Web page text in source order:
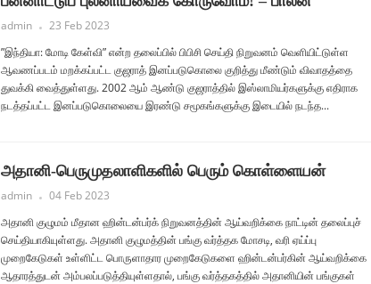
admin
23 Feb 2023
”இந்தியா: மோடி கேள்வி” என்ற தலைப்பில் பிபிசி செய்தி நிறுவனம் வெளியிட்டுள்ள
ஆவணப்படம் மறக்கப்பட்ட குஜராத் இனப்படுகொலை குறித்து மீண்டும் விவாதத்தை
துவக்கி வைத்துள்ளது. 2002 ஆம் ஆண்டு குஜராத்தில் இஸ்லாமியர்களுக்கு எதிராக
நடத்தப்பட்ட இனப்படுகொலையை இரண்டு சமூகங்களுக்கு இடையில் நடந்த...
அதானி-பெருமுதலாளிகளில் பெரும் கொள்ளையன்
admin
04 Feb 2023
அதானி குழுமம் மீதான ஹின்டன்பர்க் நிறுவனத்தின் ஆய்வறிக்கை நாட்டின் தலைப்புச்
செய்தியாகியுள்ளது. அதானி குழுமத்தின் பங்கு வர்த்தக மோசடி, வரி ஏய்ப்பு
முறைகேடுகள் உள்ளிட்ட பொருளாதார முறைகேடுகளை ஹின்டன்பர்கின் ஆய்வறிக்கை
ஆதாரத்துடன் அம்பலப்படுத்தியுள்ளதால், பங்கு வர்த்தகத்தில் அதானியின் பங்குகள்